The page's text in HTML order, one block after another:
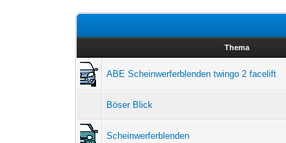
Thema
ABE Scheinwerferblenden twingo 2 facelift
Böser Blick
Scheinwerferblenden